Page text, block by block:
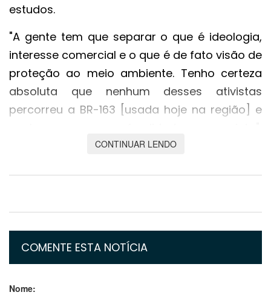
estudos.
"A gente tem que separar o que é ideologia,
interesse comercial e o que é de fato visão de
proteção ao meio ambiente. Tenho certeza
absoluta que nenhum desses ativistas
percorreu a BR-163 [usada hoje na região] e
afirmou em live promovida pelo jornal Valor
forma sustentável na Amazônia é uma
grande bobagem. É claro que é", disse ele, que
afirmou que o governo está tratando a
sustentabilidade da proposta com seriedade
e com participação de institutos
CONTINUAR LENDO
COMENTE ESTA NOTÍCIA
Nome: